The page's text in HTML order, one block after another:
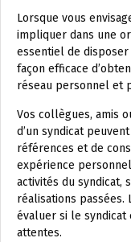
Lorsque vous
impliquer dans une
essentiel de disposer
façon efficace
réseau personnel et
Vos collègues, amis
d’un syndicat
références et de
expérience
activités du syndicat,
réalisations passées.
évaluer si le syndicat
attentes.